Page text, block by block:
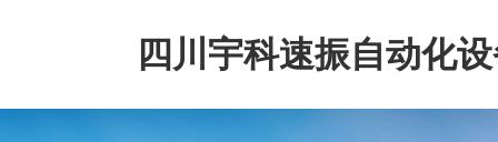
四川宇科速振自动化